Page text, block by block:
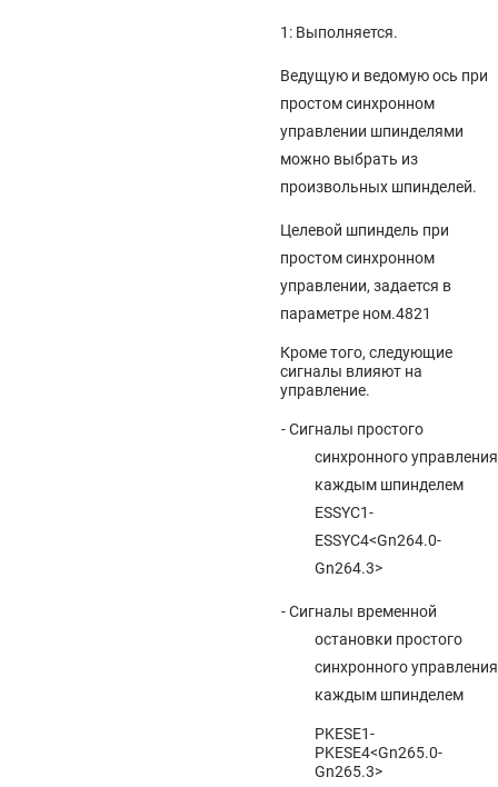
1: Выполняется.
Ведущую и ведомую ось при
простом синхронном
управлении шпинделями
можно выбрать из
произвольных шпинделей.
Целевой шпиндель при
простом синхронном
управлении, задается в
параметре ном.4821
Кроме того, следующие
сигналы влияют на
управление.
- Сигналы простого
синхронного управления
каждым шпинделем
ESSYC1-
ESSYC4<Gn264.0-
Gn264.3>
- Сигналы временной
остановки простого
синхронного управления
каждым шпинделем
PKESE1-
PKESE4<Gn265.0-
Gn265.3>